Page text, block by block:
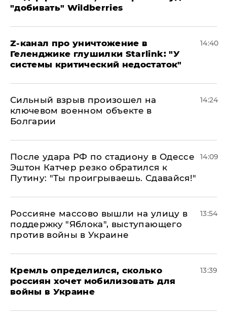
"добивать" Wildberries
Z-канал про уничтожение в
Геленджике глушилки Starlink: "У
системы критический недостаток"
14:40
Сильный взрыв произошел на
ключевом военном объекте в
Болгарии
14:24
После удара РФ по стадиону в Одессе
Эштон Катчер резко обратился к
Путину: "Ты проигрываешь. Сдавайся!"
14:09
Россияне массово вышли на улицу в
поддержку "Яблока", выступающего
против войны в Украине
13:54
Кремль определился, сколько
россиян хочет мобилизовать для
войны в Украине
13:39